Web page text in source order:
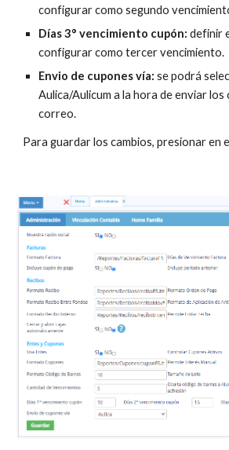
configurar como segundo
Días 3° vencimiento cupón: definir
configurar como tercer vencimiento.
Envio de cupones vía: se podrá
Aulica/Aulicum a la hora de enviar los
correo.
Para guardar los cambios, presionar en